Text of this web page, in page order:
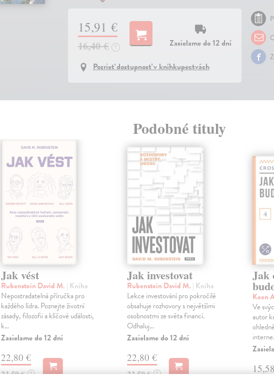
15,91 €
16,40 € ?
Zasielame do 12 dní
Pozrieť dostupnosť v kníhkupectvách
Podobné tituly
Jak vést
Rubenstein David M. | Kniha
Nepostradatelná příručka pro
každého lídra. Poznejte životní
zásady, filozofii a klíčové události,
k...
Zasielame do 12 dní
22,80 €
23,50 € ?
Jak investovat
Rubenstein David M. | Kniha
Lekce investování pro pokročilé
obsahuje rozhovory s největšími
osobnostmi ze světa financí.
Odhaluj...
Zasielame do 12 dní
22,80 €
23,50 € ?
Jak
Keen
Ve
autor